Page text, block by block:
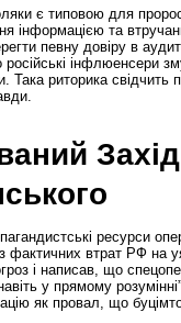
є типовою для
інформацією та
певну довіру в
інфлюенсери
Така риторика свідчить
ресурси
фактичних втрат РФ на
і написав, що
у прямому
як провал, що